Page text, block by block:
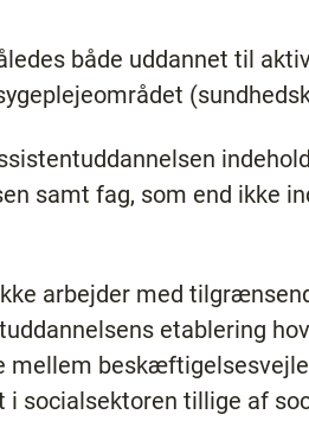
både uddannet til
samt fag, som end ikke
arbejder med
etablering
mellem
socialsektoren tillige af